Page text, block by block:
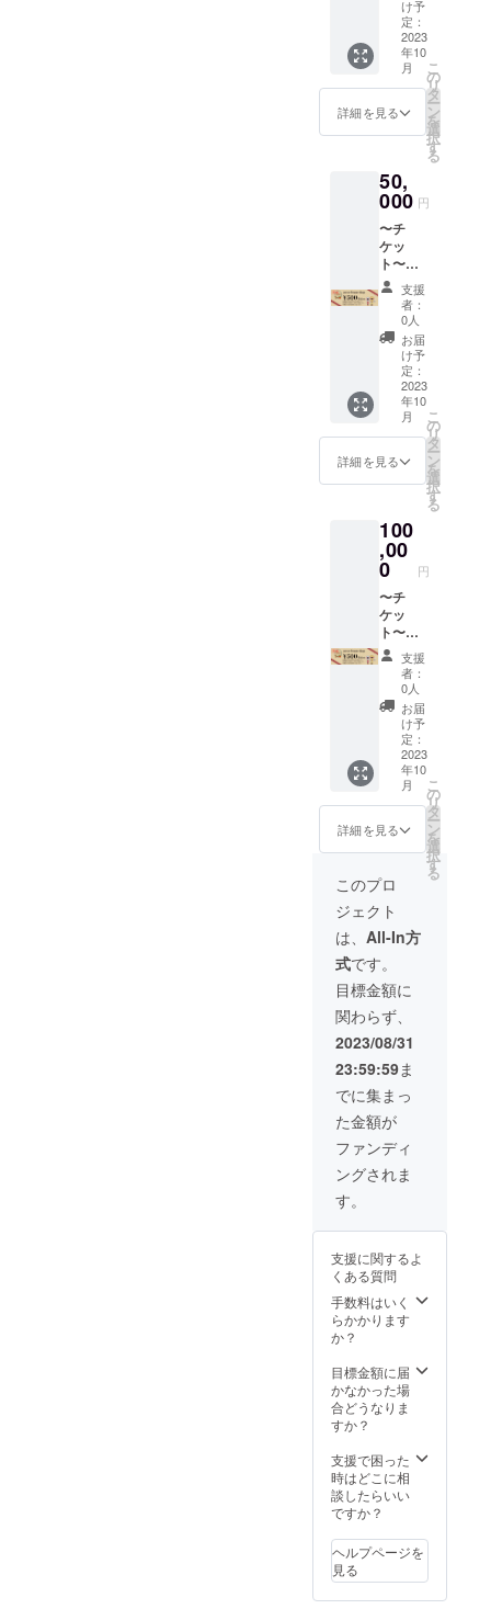
縦/高）
重さ
440g（
製品ご
とに誤
差はあ
りま
り扱い
説明
書 有
り 保
証 無
し（取
り扱い
にご注
意くだ
さい）
メー
カーの
所在地
（国）:
日本 法
人名：
一宮物
望日・
時間帯
は、プ
ロジェ
クト終
了後
メール
にて確
認させ
ていた
だきま
す。 10
月以降
の受取
日をご
指定く
ださ
い。
平日
11：
00〜
17：
30） 当
日焙煎
したも
のをお
渡しい
たしま
す。 ※
お客様
都合に
よる返
品・返
金はで
きませ
ん。 ＜
2023年
12月22
日(金)＞
は、
2025年
10月末
日で
す。 ※
よび現
金に換
ん。 ※
裏面に
社印無
きもの
は無効
となり
ます。
い。 ※
店頭で
の引換
方法
は、プ
ロジェ
クト終
伝えい
たしま
受取期
限：
2023年
12月22
日(金)＞
※使用有
効期限
は、
2025年
10月末
日で
す。 ※
よび現
金に換
ん。 ※
裏面に
社印無
は無効
となり
ます。
でご注
意くだ
さい。
例）
2160円
のお買
い物の
利用で
160円は
現金ま
たは
キャッ
シュレ
ス払い
でお支
払いく
ださ
い。 ※
店頭で
の引換
方法
は、プ
ロジェ
クト終
伝えい
たしま
す。 ＜
受取期
限：
2023年
12月22
日(金)＞
※使用有
効期限
は、
2025年
10月末
日で
す。 ※
返品お
よび現
金に換
ん。 ※
社印無
きもの
は無効
となり
ます。
枚）】
◇「ポ
トスま
めやさ
ん」で
ご利用
いただ
ケット
です。
店頭に
てお渡
しいた
しま
す。 ※
お釣り
はでま
せんの
でご注
意くだ
さい。
例）
2160円
のお買
い物の
利用で
160円は
現金ま
たは
キャッ
シュレ
ス払い
でお支
払いく
ださ
い。 ※
店頭で
の引換
方法
は、プ
ロジェ
クト終
了後
伝えい
たしま
す。 ＜
受取期
限：
2023年
12月22
日(金)＞
※使用有
効期限
は、
2025年
10月末
日で
す。 ※
返品お
よび現
金に換
ん。 ※
裏面に
社印無
きもの
は無効
となり
け予
定：
2023
年10
月
詳細を見る
こ
の
リ
タ
ー
ン
を
選
択
す
る
50,
000 円
〜チ
ケッ
ト〜
【6000
0円分の
チケッ
ト（500
円券を
120
枚）】
◇「ポ
トスま
めやさ
ん」で
ご利用
いただ
ケット
です。
店頭に
てお渡
しいた
しま
す。 ※
お釣り
はでま
せんの
でご注
意くだ
さい。
例）
2160円
のお買
い物の
場合、
チケッ
ト4枚ご
利用で
160円は
現金ま
たは
キャッ
シュレ
ス払い
でお支
払いく
ださ
い。 ※
店頭で
の引換
方法
は、プ
ロジェ
クト終
了後
伝えい
す。 ＜
受取期
限：
2023年
12月22
※使用有
効期限
は、
2025年
日で
す。 ※
返品お
よび現
金はで
きませ
ん。 ※
裏面に
支援
者：
0人
お届
け予
定：
2023
年10
月
詳細を見る
こ
の
リ
タ
ー
ン
を
選
択
す
る
100
,00
0 円
〜チ
ケッ
ト〜
【1200
00円分
のチ
ケット
（500円
券を240
枚）】
◇「ポ
トスま
めやさ
ん」で
ご利用
いただ
けるチ
ケット
です。
店頭に
てお渡
しいた
しま
す。 ※
お釣り
はでま
せんの
でご注
意くだ
さい。
例）
2160円
のお買
い物の
ト4枚ご
160円は
現金ま
たは
キャッ
シュレ
でお支
払いく
ださ
い。 ※
の引換
方法
は、プ
ロジェ
了後
メール
にてお
伝えい
支援
者：
0人
お届
け予
定：
2023
年10
月
詳細を見る
こ
の
リ
タ
ー
ン
を
選
択
す
る
このプロ
ジェクト
は、 All-In方
式です。
目標金額に
関わらず、
2023/08/31
23:59:59ま
でに集まっ
た金額が
ファンディ
ングされま
す。
支援に関するよ
くある質問
手数料はいく
らかかります
か？
目標金額に届
かなかった場
合どうなりま
すか？
支援で困った
時はどこに相
談したらいい
ですか？
ヘルプページを
見る